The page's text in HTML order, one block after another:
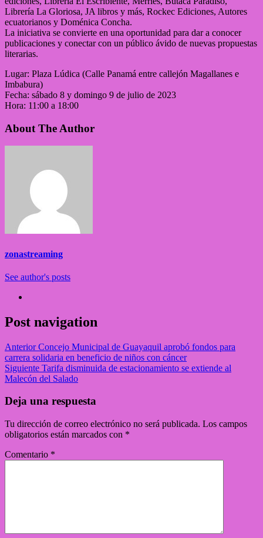
Librería La Gloriosa, JA libros y más, Rockec Ediciones, Autores
ecuatorianos y Doménica Concha.
La iniciativa se convierte en una oportunidad para dar a conocer
publicaciones y conectar con un público ávido de nuevas propuestas
literarias.
Lugar: Plaza Lúdica (Calle Panamá entre callejón Magallanes e
Imbabura)
Fecha: sábado 8 y domingo 9 de julio de 2023
Hora: 11:00 a 18:00
About The Author
zonastreaming
See author's posts
Post navigation
AnteriorConcejo Municipal de Guayaquil aprobó fondos para
carrera solidaria en beneficio de niños con cáncer
Siguiente Tarifa disminuida de estacionamiento se extiende al
Malecón del Salado
Deja una respuesta
Tu dirección de correo electrónico no será publicada. Los campos
obligatorios están marcados con *
Comentario *